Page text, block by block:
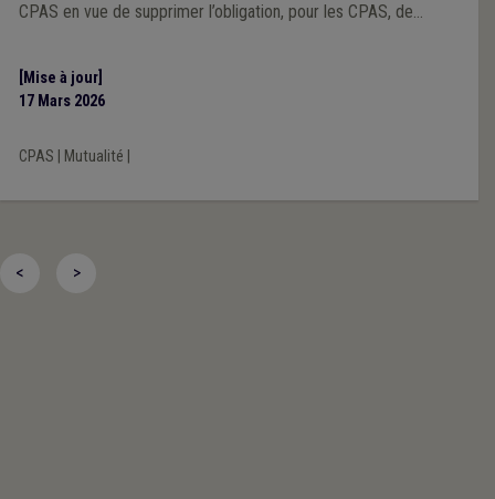
CPAS en vue de supprimer l’obligation, pour les CPAS, de
mutualités. Vous trouverez ci-dessous l’avis des Fédérations de
CPAS wallons et bruxellois.
[Mise à jour]
17 Mars 2026
CPAS Mutualité
< >